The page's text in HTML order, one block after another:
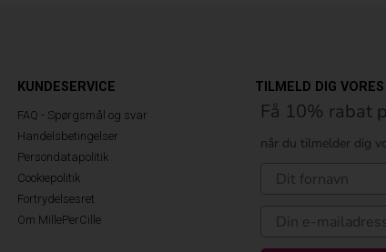
KUNDESERVICE
FAQ - Spørgsmål og svar
Handelsbetingelser
Persondatapolitik
Cookiepolitik
Fortrydelsesret
Om MillePerCille
TILMELD DIG
Få 10% rabat
når du tilmelder dig